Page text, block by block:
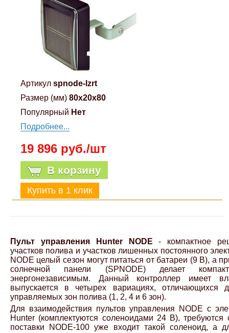
Артикул spnode-lzrt
Размер (мм) 80x20x80
Популярный Нет
Подробнее...
19 896 руб./шт
В корзину
Пульт управления Hunter NODE - компактное
участков полива и участков лишенных постоянного
NODE целый сезон могут питаться от батареи (9 В), а
солнечной панели (SPNODE) делает
энергонезависимым. Данный контроллер имеет
выпускается в четырех вариациях, отличающихся
управляемых зон полива (1, 2, 4 и 6 зон).
Для взаимодействия пультов управления NODE с
Hunter (комплектуются соленоидами 24 В),
поставки NODE-100 уже входит такой соленоид, а